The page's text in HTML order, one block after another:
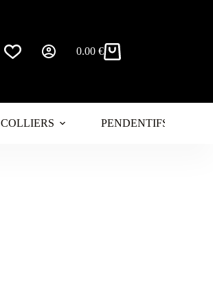
Panier
0.00 €
COLLIERS PENDENTIFS